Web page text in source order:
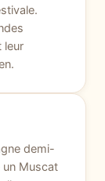
leur
demi-
un Muscat